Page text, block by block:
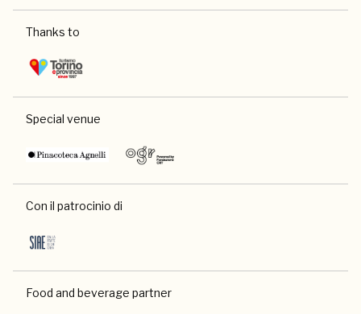
Thanks to
Special venue
Con il patrocinio di
Food and beverage partner